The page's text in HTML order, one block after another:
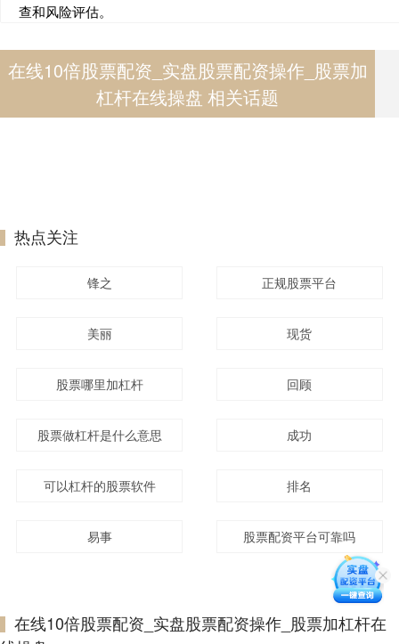
查和风险评估。
在线10倍股票配资_实盘股票配资操作_股票加
杠杆在线操盘 相关话题
热点关注
锋之 正规股票平台
美丽 现货
股票哪里加杠杆 回顾
股票做杠杆是什么意思 成功
可以杠杆的股票软件 排名
易事 股票配资平台可靠吗
在线10倍股票配资_实盘股票配资操作_股票加杠杆在